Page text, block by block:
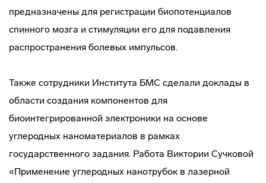
предназначены для регистрации биопотенциалов
спинного мозга и стимуляции его для подавления
распространения болевых импульсов.
Также сотрудники Института БМС сделали доклады в
области создания компонентов для
биоинтегрированной электроники на основе
углеродных наноматериалов в рамках
государственного задания. Работа Виктории Сучковой
«Применение углеродных нанотрубок в лазерной